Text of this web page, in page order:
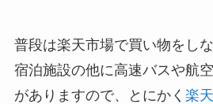
普段は楽天市場で買い物をし
宿泊施設の他に高速バスや航
がありますので、とにかく 楽